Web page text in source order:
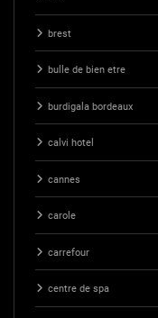
brest
bulle de bien etre
burdigala bordeaux
calvi hotel
cannes
carole
carrefour
centre de spa